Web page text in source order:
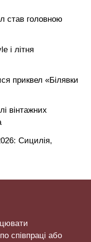
став головною
і літня
приквел «Білявки
вінтажних
Сицилія,
співпраці або